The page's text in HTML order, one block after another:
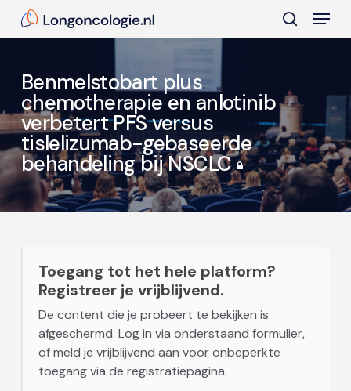
search
Menu
Benmelstobart plus
chemotherapie en anlotinib
verbetert PFS versus
tislelizumab-gebaseerde
behandeling bij NSCLC
Toegang tot het hele platform?
Registreer je vrijblijvend.
De content die je probeert te bekijken is
afgeschermd. Log in via onderstaand formulier,
of meld je vrijblijvend aan voor onbeperkte
toegang via de registratiepagina.